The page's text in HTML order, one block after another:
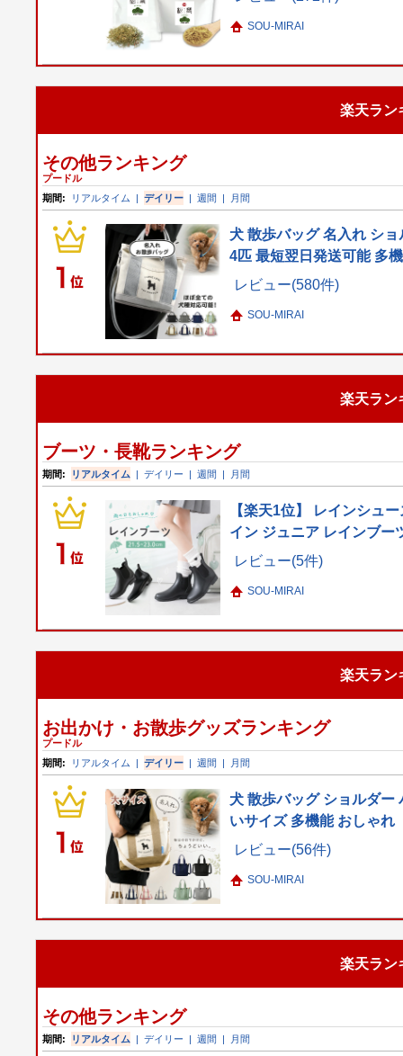
SOU-MIRAI
楽天ラン
その他ランキング
プードル
期間:
リアルタイム |デイリー |週間 | 月間
犬 散歩バッグ 名入れ シ
4匹 最短翌日発送可能 多
レビュー(580件)
SOU-MIRAI
楽天ラン
ブーツ・長靴ランキング
期間: リアルタイム |デイリー |週間 | 月間
【楽天1位】 レインシュ
イン ジュニア レインブ
レビュー(5件)
SOU-MIRAI
楽天ラン
お出かけ・お散歩グッズランキング
プードル
期間:
リアルタイム |デイリー |週間 | 月間
犬 散歩バッグ ショルダー
いサイズ 多機能 おしゃ
レビュー(56件)
SOU-MIRAI
楽天ラン
その他ランキング
期間: リアルタイム |デイリー |週間 | 月間